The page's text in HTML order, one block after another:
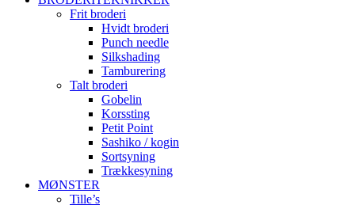
Frit broderi
Hvidt broderi
Punch needle
Silkshading
Tamburering
Talt broderi
Gobelin
Korssting
Petit Point
Sashiko / kogin
Sortsyning
Trækkesyning
MØNSTER
Tille’s